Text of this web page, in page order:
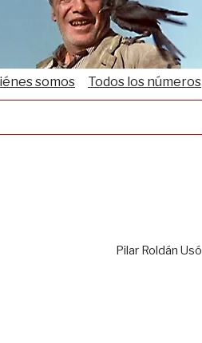
somos Todos los números
Pilar Roldán Usó